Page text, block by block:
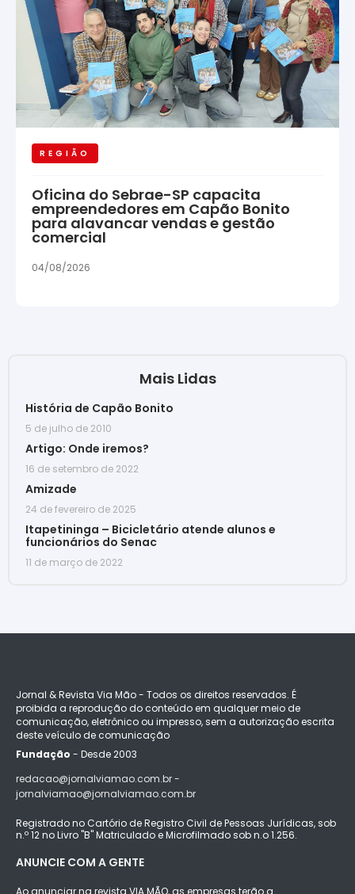
REGIÃO
Oficina do Sebrae-SP capacita
empreendedores em Capão Bonito
para alavancar vendas e gestão
comercial
04/08/2026
Mais Lidas
História de Capão Bonito
5 de julho de 2010
Artigo: Onde iremos?
16 de setembro de 2022
Amizade
24 de fevereiro de 2025
Itapetininga – Bicicletário atende alunos e
funcionários do Senac
11 de março de 2022
Jornal & Revista Via Mão - Todos os direitos reservados. É
proibida a reprodução do conteúdo em qualquer meio de
comunicação, eletrônico ou impresso, sem a autorização escrita
deste veículo de comunicação
Fundação - Desde 2003
redacao@jornalviamao.com.br -
jornalviamao@jornalviamao.com.br
Registrado no Cartório de Registro Civil de Pessoas Jurídicas, sob
n.º 12 no Livro "B" Matriculado e Microfilmado sob n.o 1.256.
ANUNCIE COM A GENTE